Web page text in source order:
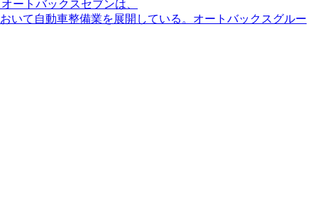
ートバックスセブンは、
いて自動車整備業を展開している。オートバックスグルー